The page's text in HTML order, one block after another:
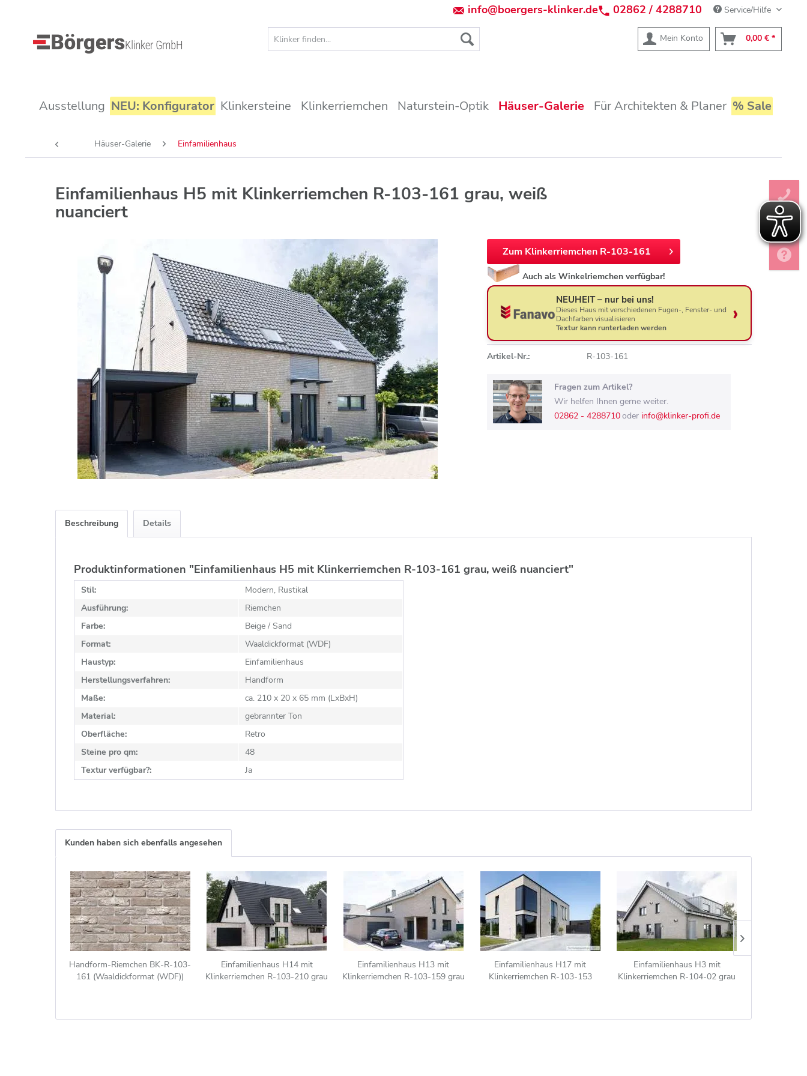
info@boergers-klinker.de 02862 / 4288710 Service/Hilfe
Mein Konto 0,00 € *
Ausstellung NEU: Konfigurator Klinkersteine Klinkerriemchen Naturstein-Optik Häuser-Galerie Für Architekten & Planer % Sale
Häuser-Galerie Einfamilienhaus
Einfamilienhaus H5 mit Klinkerriemchen R-103-161 grau, weiß
nuanciert
Zum Klinkerriemchen R-103-161
Auch als Winkelriemchen verfügbar!
NEUHEIT – nur bei uns!
Dieses Haus mit verschiedenen Fugen-, Fenster- und
Dachfarben visualisieren
Textur kann runterladen werden
Artikel-Nr.: R-103-161
Fragen zum Artikel?
Wir helfen Ihnen gerne weiter.
02862 - 4288710oder info@klinker-profi.de
Beschreibung Details
Produktinformationen "Einfamilienhaus H5 mit Klinkerriemchen R-103-161 grau, weiß nuanciert"
Stil:
Modern, Rustikal
Ausführung:
Riemchen
Farbe:
Beige / Sand
Format:
Waaldickformat (WDF)
Haustyp:
Einfamilienhaus
Herstellungsverfahren:
Handform
Maße:
ca. 210 x 20 x 65 mm (LxBxH)
Material:
gebrannter Ton
Oberfläche:
Retro
Steine pro qm:
48
Textur verfügbar?:
Ja
Kunden haben sich ebenfalls angesehen
Handform-Riemchen BK-R-103-
161 (Waaldickformat (WDF))
Einfamilienhaus H14 mit
Klinkerriemchen R-103-210 grau
Einfamilienhaus H13 mit
Klinkerriemchen R-103-159 grau
Einfamilienhaus H17 mit
Klinkerriemchen R-103-153
Einfamilienhaus H3 mit
Klinkerriemchen R-104-02 grau